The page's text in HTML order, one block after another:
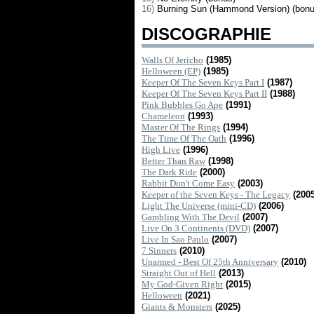
16) Burning Sun (Hammond Version)
DISCOGRAPHIE
Walls Of Jericho (1985)
Helloween (EP) (1985)
Keeper Of The Seven Keys Part I (1987)
Keeper Of The Seven Keys Part II (1988)
Pink Bubbles Go Ape (1991)
Chameleon (1993)
Master Of The Rings (1994)
The Time Of The Oath (1996)
High Live (1996)
Better Than Raw (1998)
The Dark Ride (2000)
Rabbit Don't Come Easy (2003)
Keeper of the Seven Keys - The Legacy
Light The Universe (mini-CD) (2006)
Gambling With The Devil (2007)
Live On 3 Continents (DVD) (2007)
Live In Sao Paulo (2007)
7 Sinners (2010)
Unarmed - Best Of 25th Anniversary (2010)
Straight Out of Hell (2013)
My God-Given Right (2015)
Helloween (2021)
Giants & Monsters (2025)